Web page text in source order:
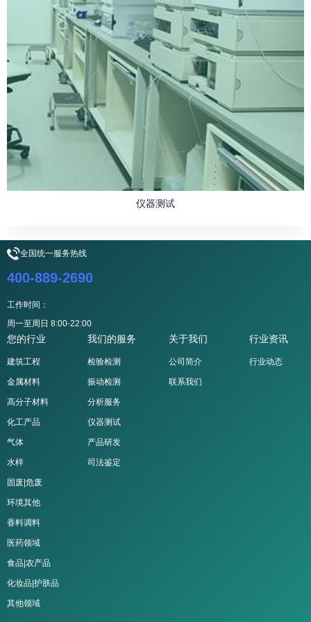
仪器测试
全国统一服务热线
400-889-2690
工作时间：
周一至周日 8:00-22:00
您的行业
建筑工程
金属材料
高分子材料
化工产品
气体
水样
固废|危废
环境其他
香料调料
医药领域
食品|农产品
化妆品|护肤品
其他领域
我们的服务
检验检测
振动检测
分析服务
仪器测试
产品研发
司法鉴定
关于我们
公司简介
联系我们
行业资讯
行业动态